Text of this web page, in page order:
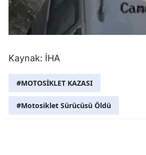
Kaynak: İHA
#MOTOSİKLET KAZASI
#Motosiklet Sürücüsü Öldü